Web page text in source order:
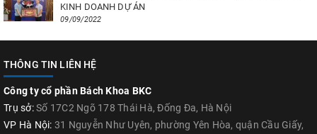
KINH DOANH DỰ ÁN
09/09/2022
THÔNG TIN LIÊN HỆ
Công ty cổ phần Bách Khoa BKC
Trụ sở:Số 17C2 Ngõ 178 Thái Hà, Đống Đa, Hà Nội
VP Hà Nội: 31 Nguyễn Như Uyên, phường Yên Hòa, quận Cầu Giấy,